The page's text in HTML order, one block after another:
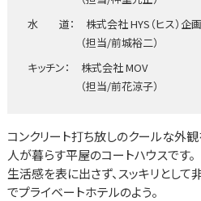
水 道： 株式会社 HYS（ヒス）企画
（担当/前城裕二）
キッチン： 株式会社 MOV
（担当/前花涼子）
コンクリート打ち放しのクールな外
人が暮らす平屋のコートハウスです。
生活感を表に出さず、スッキリとし
でプライベートホテルのよう。